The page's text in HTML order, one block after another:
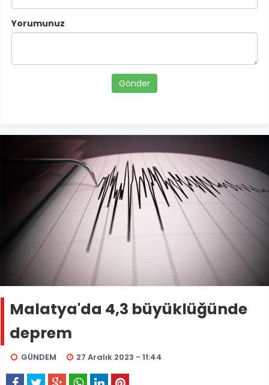
Yorumunuz
Gönder
Malatya'da 4,3 büyüklüğünde
deprem
GÜNDEM 27 Aralık 2023 - 11:44